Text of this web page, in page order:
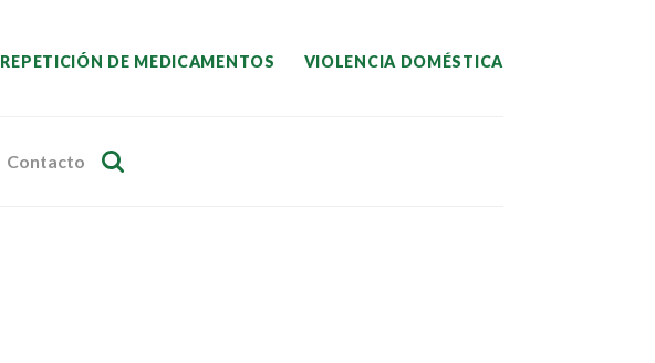
REPETICIÓN DE MEDICAMENTOS VIOLENCIA DOMÉSTICA
Contacto